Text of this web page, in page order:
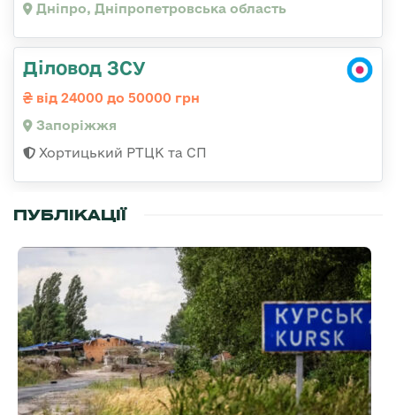
Дніпро, Дніпропетровська область
Діловод ЗСУ
від 24000 до 50000 грн
Запоріжжя
Хортицький РТЦК та СП
ПУБЛІКАЦІЇ